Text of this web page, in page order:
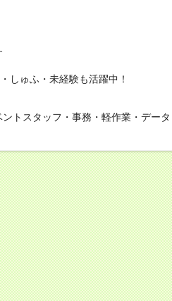
しゅふ・未経験も活躍中！
トスタッフ・事務・軽作業・データ